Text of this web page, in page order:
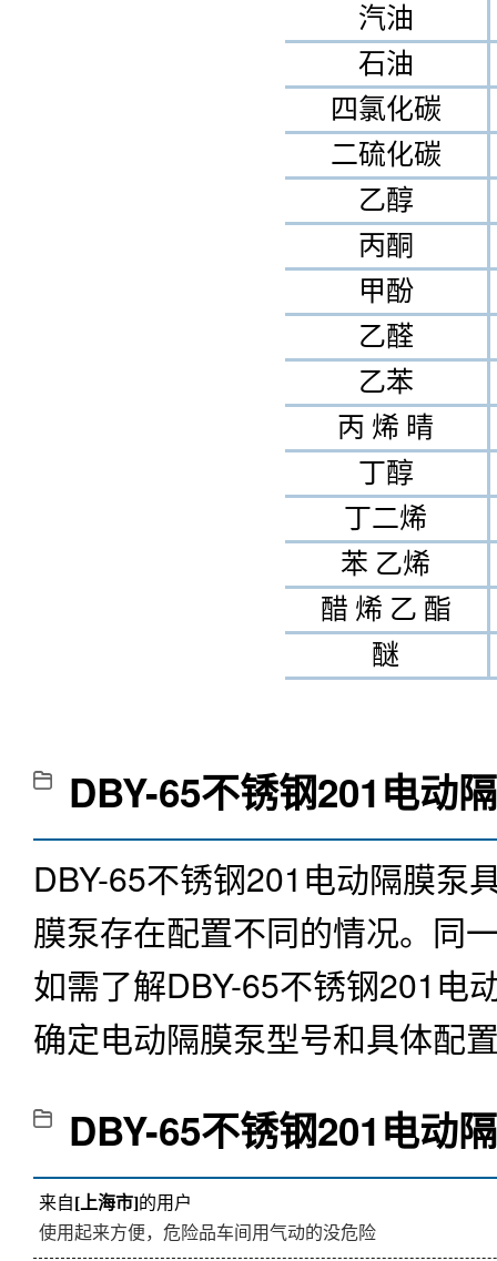
甲酚
乙醛
乙苯
丙 烯 晴
丁醇
丁二烯
苯 乙烯
醋 烯 乙 酯
醚
DBY-65不锈钢201电动
DBY-65不锈钢201电动隔膜
膜泵存在配置不同的情况。
确定电动隔膜泵型号和具体配
DBY-65不锈钢201电动
使用起来方便，危险品车间用气动的没危险
来自[南京市]的用户
来自[太原市] 的用户
还行吧，才用了几天
来自[中卫市]的用户
用着还不错，到货也挺快的